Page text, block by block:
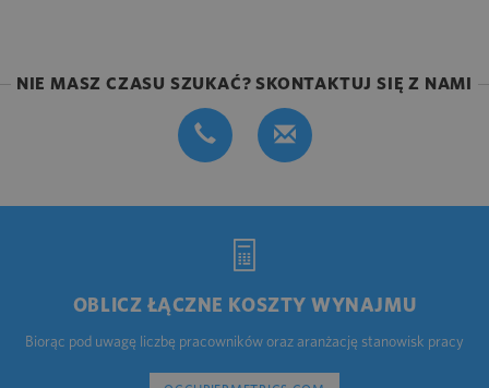
NIE MASZ CZASU SZUKAĆ? SKONTAKTUJ SIĘ Z NAMI
OBLICZ ŁĄCZNE KOSZTY WYNAJMU
Biorąc pod uwagę liczbę pracowników oraz aranżację stanowisk pracy